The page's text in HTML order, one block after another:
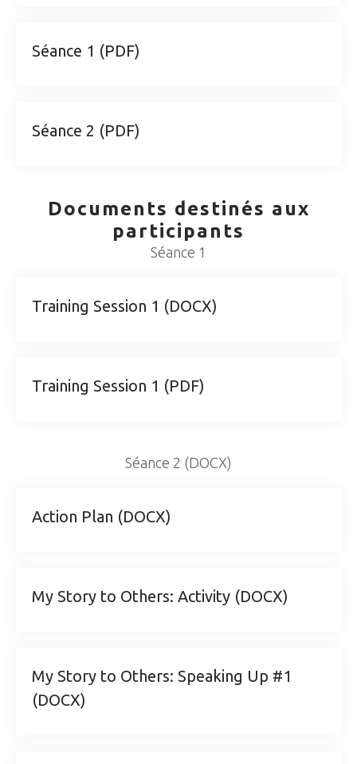
Séance 1 (PDF)
Séance 2 (PDF)
Documents destinés aux
participants
Séance 1
Training Session 1 (DOCX)
Training Session 1 (PDF)
Séance 2 (DOCX)
Action Plan (DOCX)
My Story to Others: Activity (DOCX)
My Story to Others: Speaking Up #1
(DOCX)